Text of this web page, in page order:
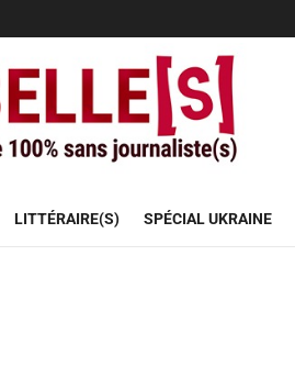
LITTÉRAIRE(S) SPÉCIAL UKRAINE